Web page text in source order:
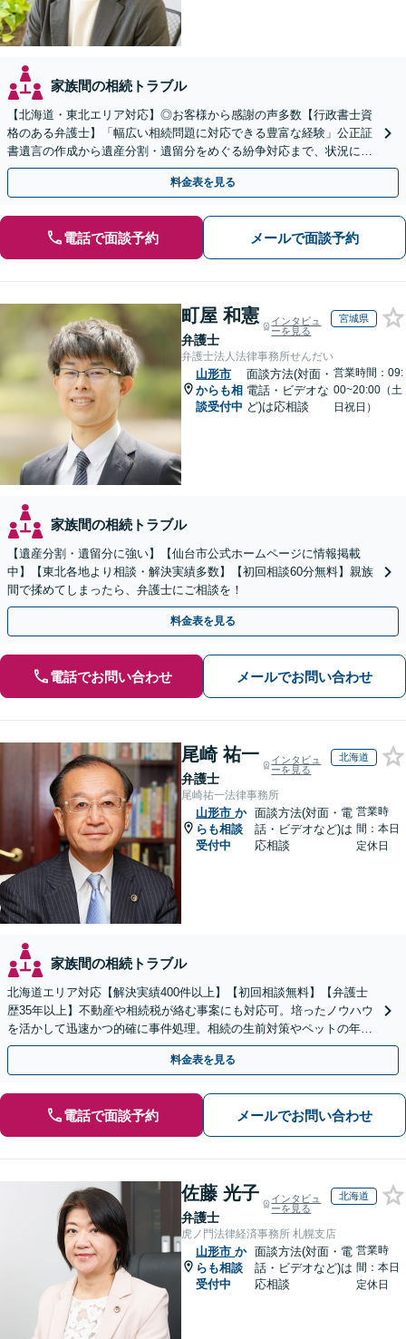
家族間の相続トラブル
【北海道・東北エリア対応】◎お客様から感謝の声多数【行政書士資
格のある弁護士】「幅広い相続問題に対応できる豊富な経験」公正証
書遺言の作成から遺産分割・遺留分をめぐる紛争対応まで、状況に応
じた最適な方法をご提案します【夜間相談可】
料金表を見る
電話で面談予約 メールで面談予約
町屋 和憲
弁護士
インタビュ
ーを見る
宮城県
弁護士法人法律事務所せんだい
山形市
からも相
談受付中
面談方法(対面・
電話・ビデオな
ど)は応相談
営業時間：09:
00~20:00（土
日祝日）
家族間の相続トラブル
【遺産分割・遺留分に強い】【仙台市公式ホームページに情報掲載
中】【東北各地より相談・解決実績多数】【初回相談60分無料】親族
間で揉めてしまったら、弁護士にご相談を！
料金表を見る
電話でお問い合わせ メールでお問い合わせ
尾崎 祐一
弁護士
インタビュ
ーを見る
北海道
尾崎祐一法律事務所
山形市 か
らも相談
受付中
面談方法(対面・電
話・ビデオなど)は
応相談
営業時
間：本日
定休日
家族間の相続トラブル
北海道エリア対応【解決実績400件以上】【初回相談無料】【弁護士
歴35年以上】不動産や相続税が絡む事案にも対応可。培ったノウハウ
を活かして迅速かつ的確に事件処理。相続の生前対策やペットの年金
システムもお任せ【完全個室】【自衛隊前駅8分】
料金表を見る
電話で面談予約 メールでお問い合わせ
佐藤 光子
弁護士
インタビュ
ーを見る
北海道
虎ノ門法律経済事務所 札幌支店
山形市 か
らも相談
受付中
面談方法(対面・電
話・ビデオなど)は
応相談
営業時
間：本日
定休日